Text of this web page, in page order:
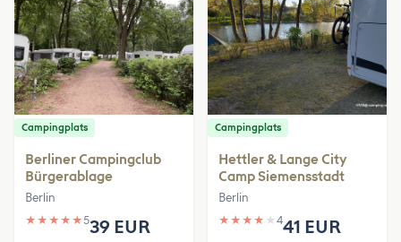
Campingplats
Berliner Campingclub
Bürgerablage
Berlin
★ ★ ★ ★ ★539 EUR
Campingplats
Hettler & Lange City
Camp Siemensstadt
Berlin
★ ★ ★ ★ ★ 441 EUR